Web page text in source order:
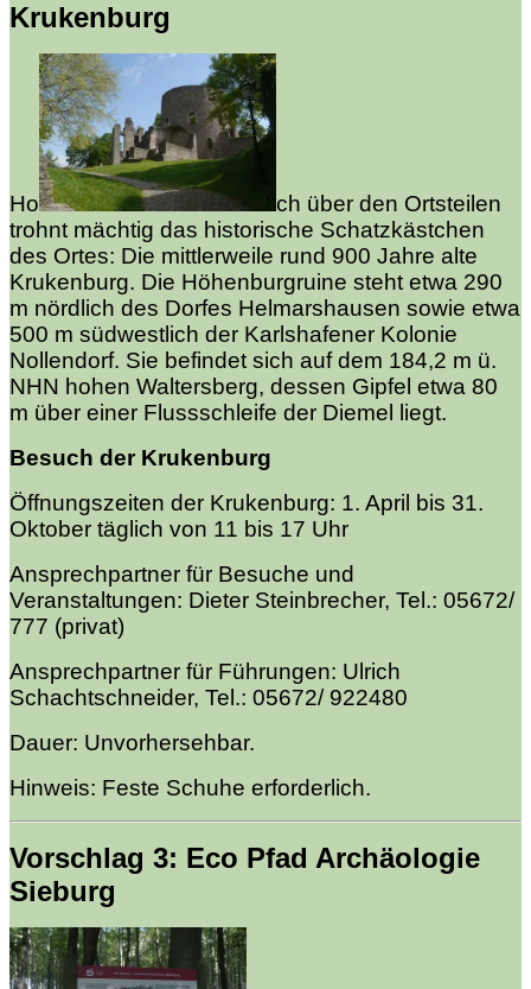
Krukenburg
Ho
ch über den Ortsteilen
trohnt mächtig das historische Schatzkästchen
des Ortes: Die mittlerweile rund 900 Jahre alte
Krukenburg. Die Höhenburgruine steht etwa 290
m nördlich des Dorfes Helmarshausen sowie etwa
500 m südwestlich der Karlshafener Kolonie
Nollendorf. Sie befindet sich auf dem 184,2 m ü.
NHN hohen Waltersberg, dessen Gipfel etwa 80
m über einer Flussschleife der Diemel liegt.
Besuch der Krukenburg
Öffnungszeiten der Krukenburg: 1. April bis 31.
Oktober täglich von 11 bis 17 Uhr
Ansprechpartner für Besuche und
Veranstaltungen: Dieter Steinbrecher, Tel.: 05672/
777 (privat)
Ansprechpartner für Führungen: Ulrich
Schachtschneider, Tel.: 05672/ 922480
Dauer: Unvorhersehbar.
Hinweis: Feste Schuhe erforderlich.
Vorschlag 3: Eco Pfad Archäologie
Sieburg